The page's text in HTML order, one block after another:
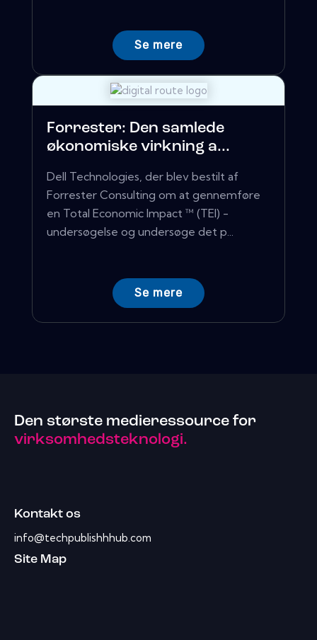
Se mere
Forrester: Den samlede
økonomiske virkning a...
Dell Technologies, der blev bestilt af
Forrester Consulting om at gennemføre
en Total Economic Impact ™ (TEI) -
undersøgelse og undersøge det p...
Se mere
Den største medieressource for
virksomhedsteknologi.
Kontakt os
info@techpublishhhub.com
Site Map